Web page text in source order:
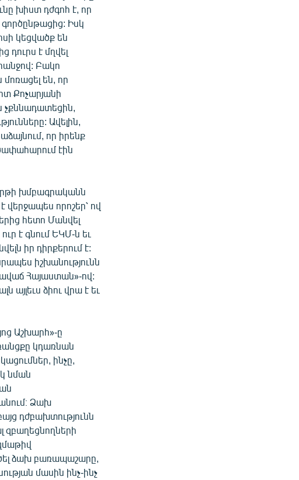
խիստ դժգոհ է, որ
գործընթացից: Իսկ
կեցվածք են
դուրս է մղվել
Բակո
մոռացել են, որ
Քոչարյանի
չքննադատեցին,
Ավելին,
որ իրենք
էին
խմբագրականն
որոշեր՝ ով
հետո Մանվել
է գնում ԵԿՄ-ն եւ
իր դիրքերում է:
իշխանությունն
Հայաստան»-ով:
այլեւս ձիու վրա է եւ
Աշխարհ»-ը
կդառնան
ինչը,
նման
Ձախ
դժբախտությունն
զբաղեցնողների
ձախ բառապաշարը,
մասին ինչ-ինչ